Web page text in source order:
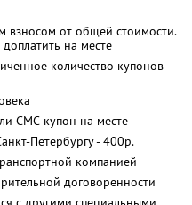
взносом от общей стоимости.
на месте
количество купонов
СМС-купон на месте
Петербургу - 400р.
компанией
договоренности